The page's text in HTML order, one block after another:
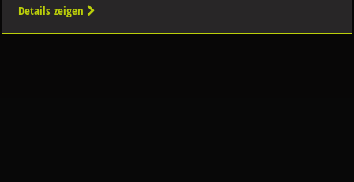
Details zeigen